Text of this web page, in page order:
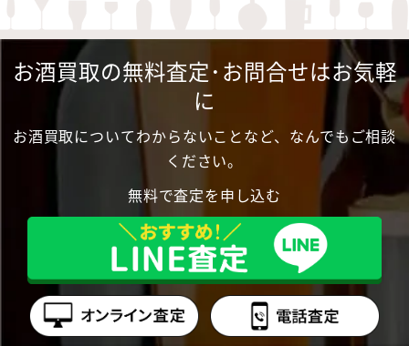
お酒買取の無料査定･お問合せはお気軽
に
お酒買取についてわからないことなど、なんでもご相談
ください。
無料で査定を申し込む